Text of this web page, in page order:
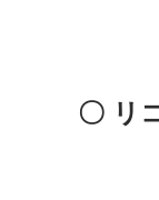
〇 リ